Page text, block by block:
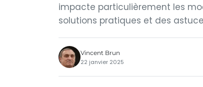
impacte particulièrement les
solutions pratiques et des
Vincent Brun
22 janvier 2025